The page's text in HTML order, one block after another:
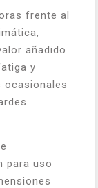
frente al
añadido
y
ocasionales
para uso